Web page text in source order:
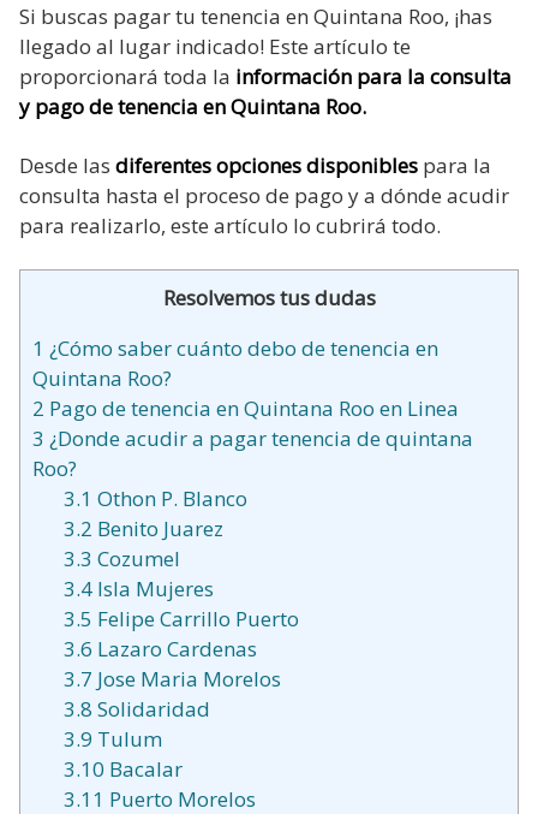
Si buscas pagar tu tenencia en Quintana Roo, ¡has
llegado al lugar indicado! Este artículo te
proporcionará toda la información para la consulta
y pago de tenencia en Quintana Roo.
Desde las diferentes opciones disponibles para la
consulta hasta el proceso de pago y a dónde acudir
para realizarlo, este artículo lo cubrirá todo.
Resolvemos tus dudas
1 ¿Cómo saber cuánto debo de tenencia en
Quintana Roo?
2 Pago de tenencia en Quintana Roo en Linea
3 ¿Donde acudir a pagar tenencia de quintana
Roo?
3.1 Othon P. Blanco
3.2 Benito Juarez
3.3 Cozumel
3.4Isla Mujeres
3.5 Felipe Carrillo Puerto
3.6 Lazaro Cardenas
3.7 Jose Maria Morelos
3.8 Solidaridad
3.9 Tulum
3.10 Bacalar
3.11 Puerto Morelos